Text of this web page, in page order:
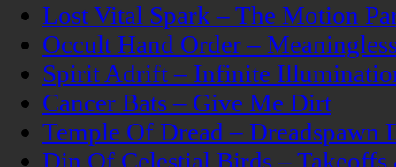
Lost Vital Spark – The Motion
Occult Hand Order –
Spirit Adrift – Infinite
Cancer Bats – Give Me Dirt
Temple Of Dread – Dreadspawn
Din Of Celestial Birds –